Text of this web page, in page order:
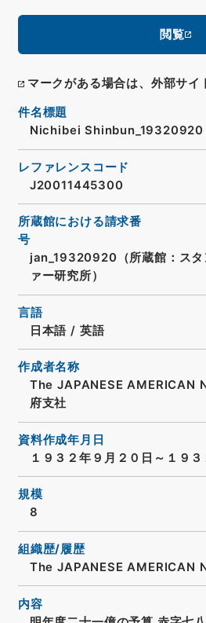
閲覧
マークがある場合は、外部サイ
件名標題
Nichibei Shinbun_19320920
レファレンスコード
J20011445300
所蔵館における請求番
号
jan_19320920（所蔵館：スタ
ァー研究所）
言語
日本語 / 英語
作成者名称
The JAPANESE AMERICAN
府支社
資料作成年月日
１９３２年９月２０日～１９３
規模
8
組織歴/履歴
The JAPANESE AMERICAN
内容